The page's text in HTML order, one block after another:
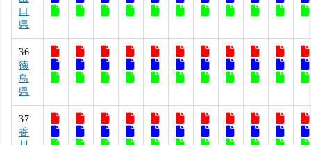
口
県
36
徳
島
県
37
香